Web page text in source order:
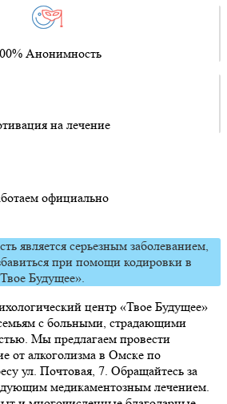
Анонимность
на лечение
официально
является серьезным заболеванием,
при помощи кодировки в
Будущее».
центр «Твое Будущее»
с больными, страдающими
Мы предлагаем провести
от алкоголизма в Омске по
ул. Почтовая, 7. Обращайтесь за
медикаментозным лечением.